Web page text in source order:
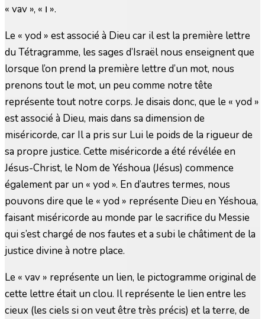
« vav », « ו ».
Le « yod » est associé à Dieu car il est la première lettre
du Tétragramme, les sages d’Israël nous enseignent que
lorsque l’on prend la première lettre d’un mot, nous
prenons tout le mot, un peu comme notre tête
représente tout notre corps. Je disais donc, que le « yod »
est associé à Dieu, mais dans sa dimension de
miséricorde, car Il a pris sur Lui le poids de la rigueur de
sa propre justice. Cette miséricorde a été révélée en
Jésus-Christ, le Nom de Yéshoua (Jésus) commence
également par un « yod ». En d’autres termes, nous
pouvons dire que le « yod » représente Dieu en Yéshoua,
faisant miséricorde au monde par le sacrifice du Messie
qui s’est chargé de nos fautes et a subi le châtiment de la
justice divine à notre place.
Le « vav » représente un lien, le pictogramme original de
cette lettre était un clou. Il représente le lien entre les
cieux (les ciels si on veut être très précis) et la terre, de